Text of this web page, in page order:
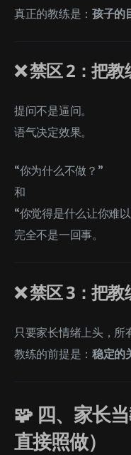
真正的教练是： 孩子的
❌ 禁区 2：把
提问不是逼问。
语气决定效果。
“你为什么不做？”
和
“你觉得是什么让你难
完全不是一回事。
❌ 禁区 3：把
只要家长情绪上头，所
教练的前提是： 稳定的
🧩 四、家长
直接照做）